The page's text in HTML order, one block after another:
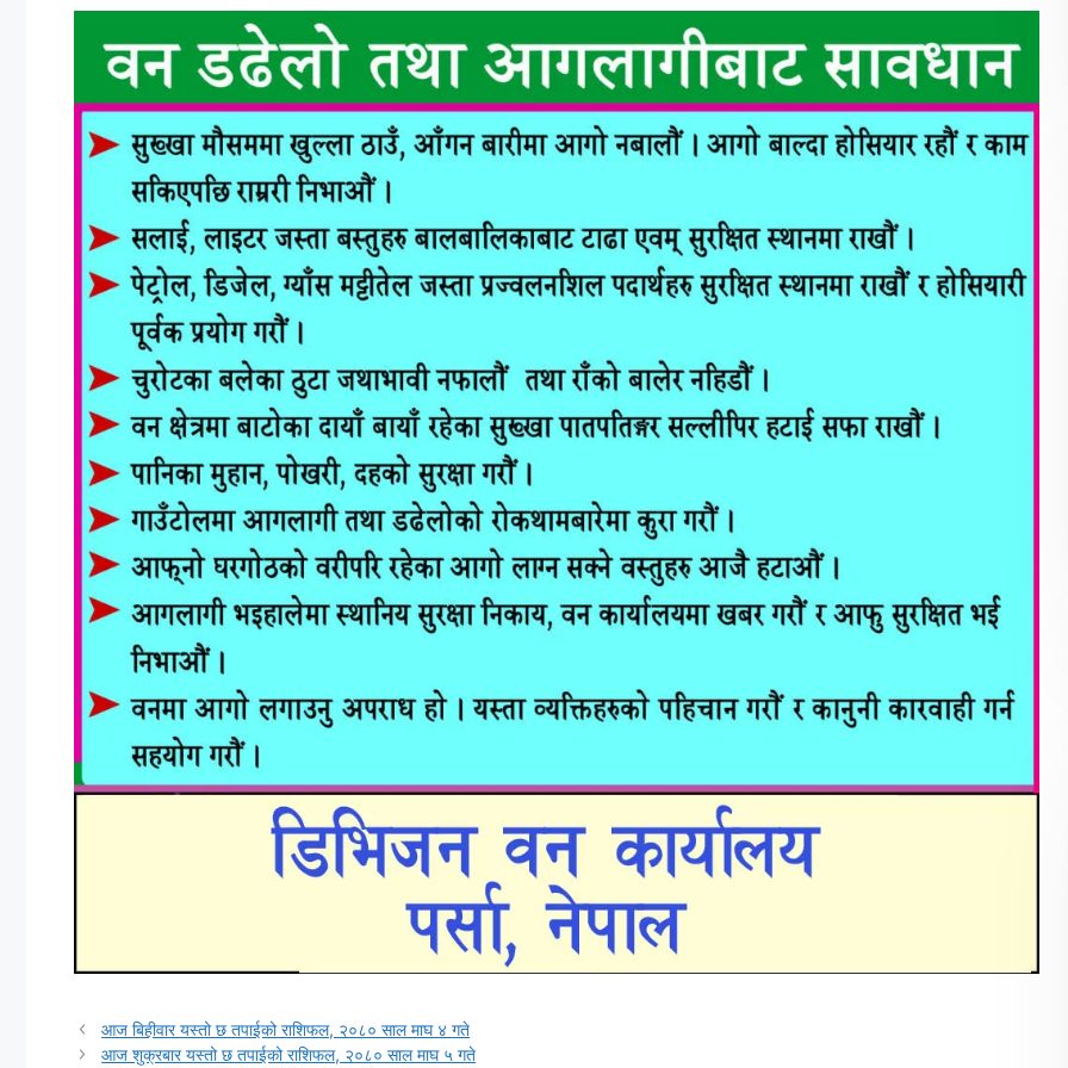
आज बिहीवार यस्तो छ तपाईको राशिफल, २०८० साल माघ ४ गते
आज शुक्रबार यस्तो छ तपाईको राशिफल, २०८० साल माघ ५ गते